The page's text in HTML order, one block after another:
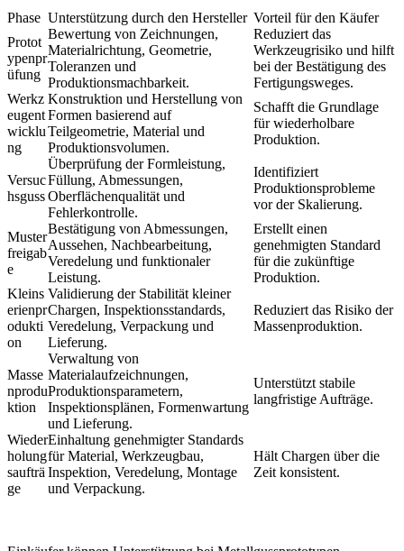
Phase Unterstützung durch den Hersteller Vorteil für den Käufer
Protot
ypenpr
üfung
Bewertung von Zeichnungen,
Materialrichtung, Geometrie,
Toleranzen und
Produktionsmachbarkeit.
Reduziert das
Werkzeugrisiko und hilft
bei der Bestätigung des
Fertigungsweges.
Werkz
eugent
wicklu
ng
Konstruktion und Herstellung von
Formen basierend auf
Teilgeometrie, Material und
Produktionsvolumen.
Schafft die Grundlage
für wiederholbare
Produktion.
Versuc
hsguss
Überprüfung der Formleistung,
Füllung, Abmessungen,
Oberflächenqualität und
Fehlerkontrolle.
Identifiziert
Produktionsprobleme
vor der Skalierung.
Muster
freigab
e
Bestätigung von Abmessungen,
Aussehen, Nachbearbeitung,
Veredelung und funktionaler
Leistung.
Erstellt einen
genehmigten Standard
für die zukünftige
Produktion.
Kleins
erienpr
odukti
on
Validierung der Stabilität kleiner
Chargen, Inspektionsstandards,
Veredelung, Verpackung und
Lieferung.
Reduziert das Risiko der
Massenproduktion.
Masse
nprodu
ktion
Verwaltung von
Materialaufzeichnungen,
Produktionsparametern,
Inspektionsplänen, Formenwartung
und Lieferung.
Unterstützt stabile
langfristige Aufträge.
Wieder
holung
saufträ
ge
Einhaltung genehmigter Standards
für Material, Werkzeugbau,
Inspektion, Veredelung, Montage
und Verpackung.
Hält Chargen über die
Zeit konsistent.